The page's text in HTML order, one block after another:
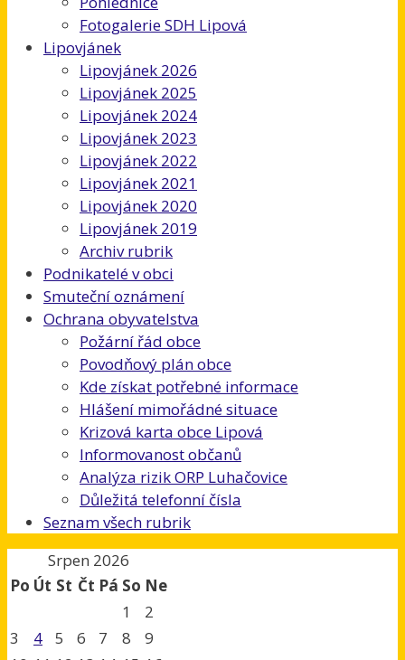
Fotogalerie SDH Lipová
Lipovjánek
Lipovjánek 2026
Lipovjánek 2025
Lipovjánek 2024
Lipovjánek 2023
Lipovjánek 2022
Lipovjánek 2021
Lipovjánek 2020
Lipovjánek 2019
Archiv rubrik
Podnikatelé v obci
Smuteční oznámení
Ochrana obyvatelstva
Požární řád obce
Povodňový plán obce
Kde získat potřebné informace
Hlášení mimořádné situace
Krizová karta obce Lipová
Informovanost občanů
Analýza rizik ORP Luhačovice
Důležitá telefonní čísla
Seznam všech rubrik
Srpen 2026
Po Út St Čt Pá So Ne
1
2
3
4 5 6 7 8
9